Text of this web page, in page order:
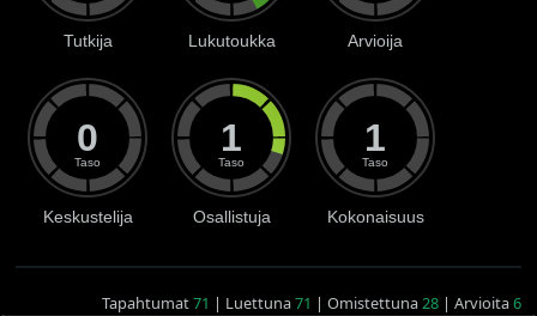
Tutkija Lukutoukka Arvioija
0
Taso
Keskustelija
1
Taso
Osallistuja
1
Taso
Kokonaisuus
Tapahtumat71 | Luettuna71 | Omistettuna28| Arvioita6